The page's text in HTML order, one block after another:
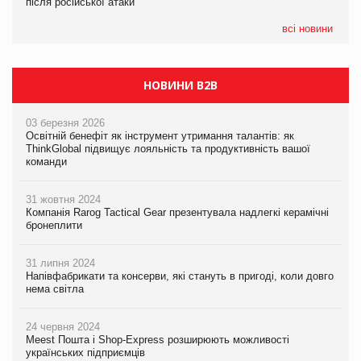
всі новини
Сергій Лісунов про заморожені хлібобулочні вироби на
НОВИНИ B2B
03 березня 2026
Освітній бенефіт як інструмент утримання талантів: як
ThinkGlobal підвищує лояльність та продуктивність вашої
команди
31 жовтня 2024
Компанія Rarog Tactical Gear презентувала надлегкі керамічні
бронеплити
31 липня 2024
Напівфабрикати та консерви, які стануть в пригоді, коли довго
нема світла
24 червня 2024
Meest Пошта і Shop-Express розширюють можливості
українських підприємців